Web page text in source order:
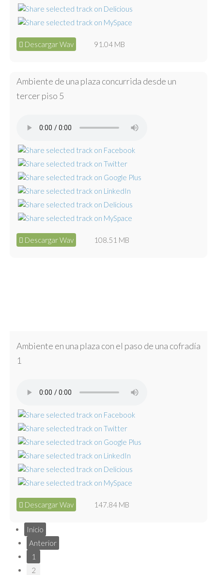
Descargar Wav 91.04 MB
Ambiente de una plaza concurrida desde un
tercer piso 5
Descargar Wav 108.51 MB
Ambiente en una plaza con el paso de una cofradía
1
Descargar Wav 147.84 MB
Inicio
Anterior
1
2